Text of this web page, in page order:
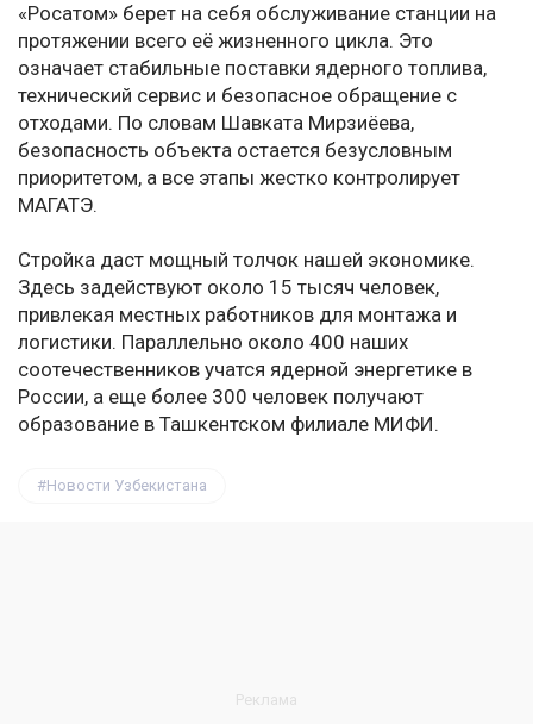
«Росатом» берет на себя обслуживание станции на
протяжении всего её жизненного цикла. Это
означает стабильные поставки ядерного топлива,
технический сервис и безопасное обращение с
отходами. По словам Шавката Мирзиёева,
безопасность объекта остается безусловным
приоритетом, а все этапы жестко контролирует
МАГАТЭ.
Стройка даст мощный толчок нашей экономике.
Здесь задействуют около 15 тысяч человек,
привлекая местных работников для монтажа и
логистики. Параллельно около 400 наших
соотечественников учатся ядерной энергетике в
России, а еще более 300 человек получают
образование в Ташкентском филиале МИФИ.
Новости Узбекистана